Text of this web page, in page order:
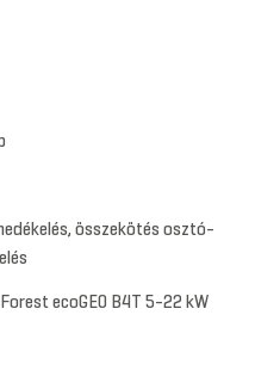
összekötés osztó-
ecoGEO B4T 5-22 kW